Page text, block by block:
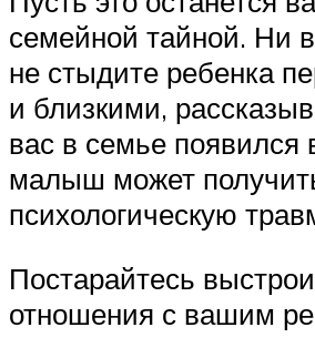
семейной тайной. Ни
не стыдите ребенка
и близкими,
вас в семье появился
малыш может
психологическую
Постарайтесь
отношения с вашим